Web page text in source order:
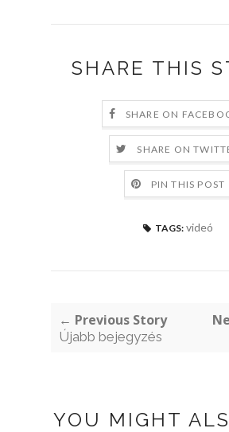
SHARE THIS
SHARE ON
SHARE ON
PIN THIS POST
TAGS: videó
← Previous Story
Újabb bejegyzés
YOU MIGHT